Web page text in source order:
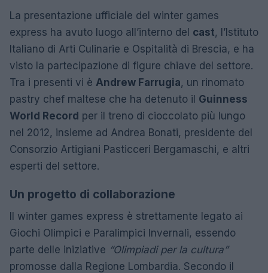
La presentazione ufficiale del winter games
express ha avuto luogo all’interno del cast, l’Istituto
Italiano di Arti Culinarie e Ospitalità di Brescia, e ha
visto la partecipazione di figure chiave del settore.
Tra i presenti vi è Andrew Farrugia, un rinomato
pastry chef maltese che ha detenuto il Guinness
World Record per il treno di cioccolato più lungo
nel 2012, insieme ad Andrea Bonati, presidente del
Consorzio Artigiani Pasticceri Bergamaschi, e altri
esperti del settore.
Un progetto di collaborazione
Il winter games express è strettamente legato ai
Giochi Olimpici e Paralimpici Invernali, essendo
parte delle iniziative “Olimpiadi per la cultura”
promosse dalla Regione Lombardia. Secondo il